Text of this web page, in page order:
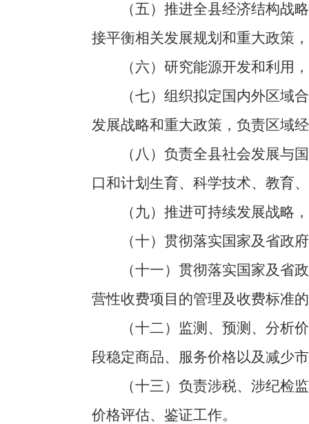
（五）推进全县经济结构战略
接平衡相关发展规划和重大政策
（六）研究能源开发和利用，
（七）组织拟定国内外区域合
发展战略和重大政策，负责区域
（八）负责全县社会发展与国
口和计划生育、科学技术、教育
（九）推进可持续发展战略，
（十）贯彻落实国家及省政府
（十一）贯彻落实国家及省政
营性收费项目的管理及收费标准
（十二）监测、预测、分析价
段稳定商品、服务价格以及减少
（十三）负责涉税、涉纪检监
价格评估、鉴证工作。